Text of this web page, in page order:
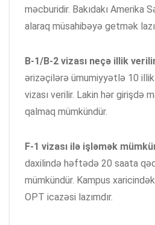
məcburidir. Bakıdakı Amerika
alaraq müsahibəyə getmək
B-1/B-2 vizası neçə illik
ərizəçilərə ümumiyyətlə 10
vizası verilir. Lakin hər girişdə
qalmaq mümkündür.
F-1 vizası ilə işləmək
daxilində həftədə 20 saata
mümkündür. Kampus
OPT icazəsi lazımdır.